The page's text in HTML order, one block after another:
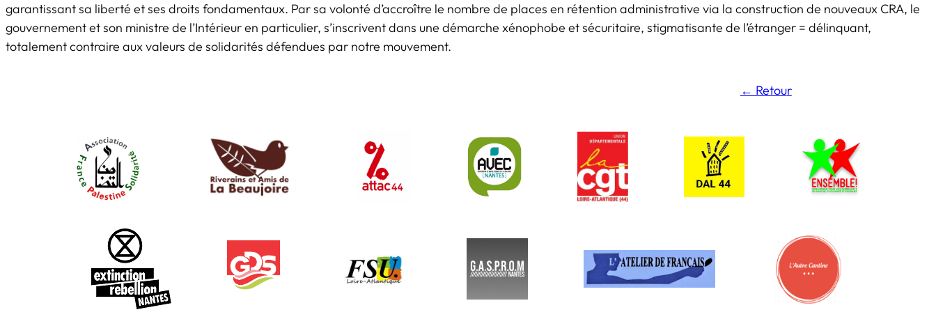
garantissant sa liberté et ses droits fondamentaux. Par sa volonté d’accroître le nombre de places en rétention administrative via la construction de nouveaux CRA, le
gouvernement et son ministre de l’Intérieur en particulier, s’inscrivent dans une démarche xénophobe et sécuritaire, stigmatisante de l’étranger = délinquant,
totalement contraire aux valeurs de solidarités défendues par notre mouvement.
← Retour